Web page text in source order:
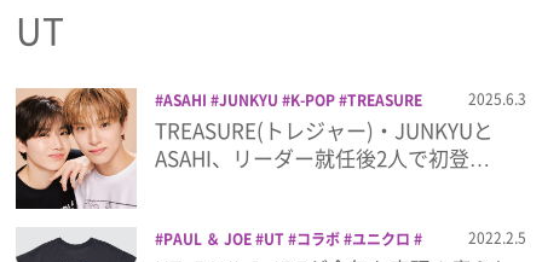
トップ
ファッション
ビューティー
カフェ・グルメ
UT
ASAHI JUNKYU K-POP TREASURE
Tシャツ
UT アパレル トレジャー
ファッション
ユニクロ
2025.6.3
TREASURE(トレジャー)・JUNKYUと
ASAHI、リーダー就任後2人で初登…
PAUL ＆ JOE UT コラボ ユニクロ
2022.2.5